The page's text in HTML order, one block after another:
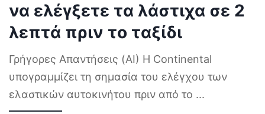
να ελέγξετε τα λάστιχα σε 2
λεπτά πριν το ταξίδι
Γρήγορες Απαντήσεις (AI) Η Continental
υπογραμμίζει τη σημασία του ελέγχου των
ελαστικών αυτοκινήτου πριν από το ...